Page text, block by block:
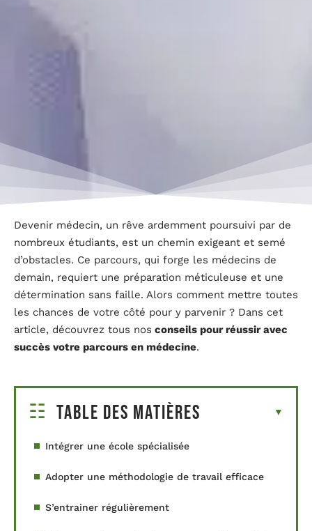
Devenir médecin, un rêve ardemment poursuivi par de
nombreux étudiants, est un chemin exigeant et semé
d’obstacles. Ce parcours, qui forge les médecins de
demain, requiert une préparation méticuleuse et une
détermination sans faille. Alors comment mettre toutes
les chances de votre côté pour y parvenir ? Dans cet
article, découvrez tous nos conseils pour réussir avec
succès votre parcours en médecine.
Table des matières
Intégrer une école spécialisée
Adopter une méthodologie de travail efficace
S’entrainer régulièrement